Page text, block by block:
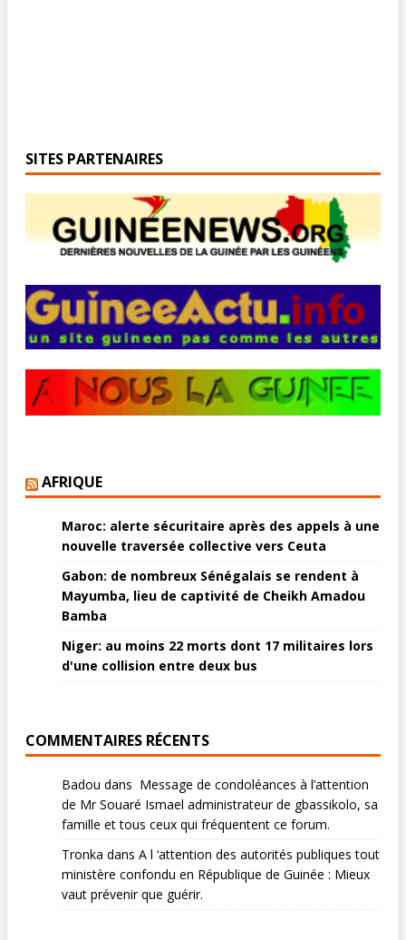
SITES PARTENAIRES
AFRIQUE
Maroc: alerte sécuritaire après des appels à une
nouvelle traversée collective vers Ceuta
Gabon: de nombreux Sénégalais se rendent à
Mayumba, lieu de captivité de Cheikh Amadou
Bamba
Niger: au moins 22 morts dont 17 militaires lors
d'une collision entre deux bus
COMMENTAIRES RÉCENTS
Badou dans Message de condoléances à l’attention
de Mr Souaré Ismael administrateur de gbassikolo, sa
famille et tous ceux qui fréquentent ce forum.
Tronka dans A l ‘attention des autorités publiques tout
ministère confondu en République de Guinée : Mieux
vaut prévenir que guérir.